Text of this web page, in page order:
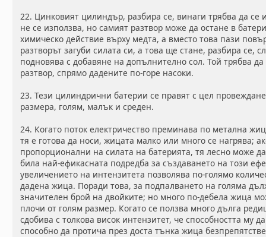
22. Цинковият цилиндър, разбира се, винаги трябва да се
не се използва, но самият разтвор може да остане в
химическо действие върху медта, а вместо това пази
разтворът загуби силата си, а това ще стане, разбира се,
подновява с добавяне на допълнително сол. Той трябва
разтвор, спрямо дадените по-горе насоки.
23. Тези цилиндрични батерии се правят с цел
размера, голям, малък и среден.
24. Когато поток електричество преминава по метална
тя е готова да носи, жицата малко или много се нагрява;
пропорционални на силата на батерията, тя лесно може
била най-ефикасната подредба за създаването на този
увеличението на интензитета позволява по-голямо
дадена жица. Поради това, за подпалването на голяма
значителен брой на двойките; но много по-дебела жица
плочи от голям размер. Когато се ползва много дълга
сдобива с толкова висок интензитет, че способността му
способно да протича през доста тънка жица